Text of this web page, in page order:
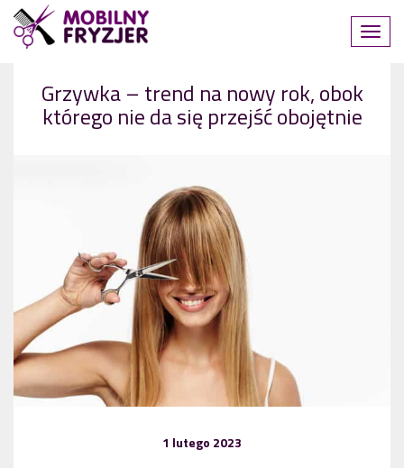
Grzywka – trend na nowy rok, obok
którego nie da się przejść obojętnie
1 lutego 2023